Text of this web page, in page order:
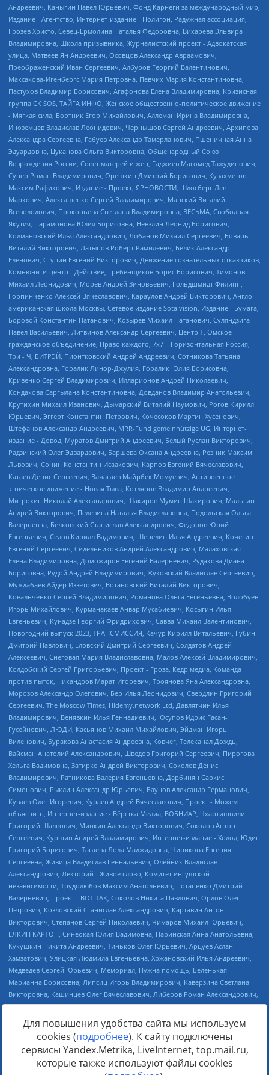
https://minjust.gov.ru/uploaded/files/reestr-
inostrannyih-agentov-22-03-2024.pdfданные на22.03.2024
Для повышения удобства сайта мы используем
cookies (подробнее). К сайту подключены
сервисы Yandex.Metrika, LiveInternet, top.mail.ru,
которые также используют файлы cookies